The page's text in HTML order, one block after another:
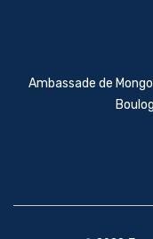
Ambassade de